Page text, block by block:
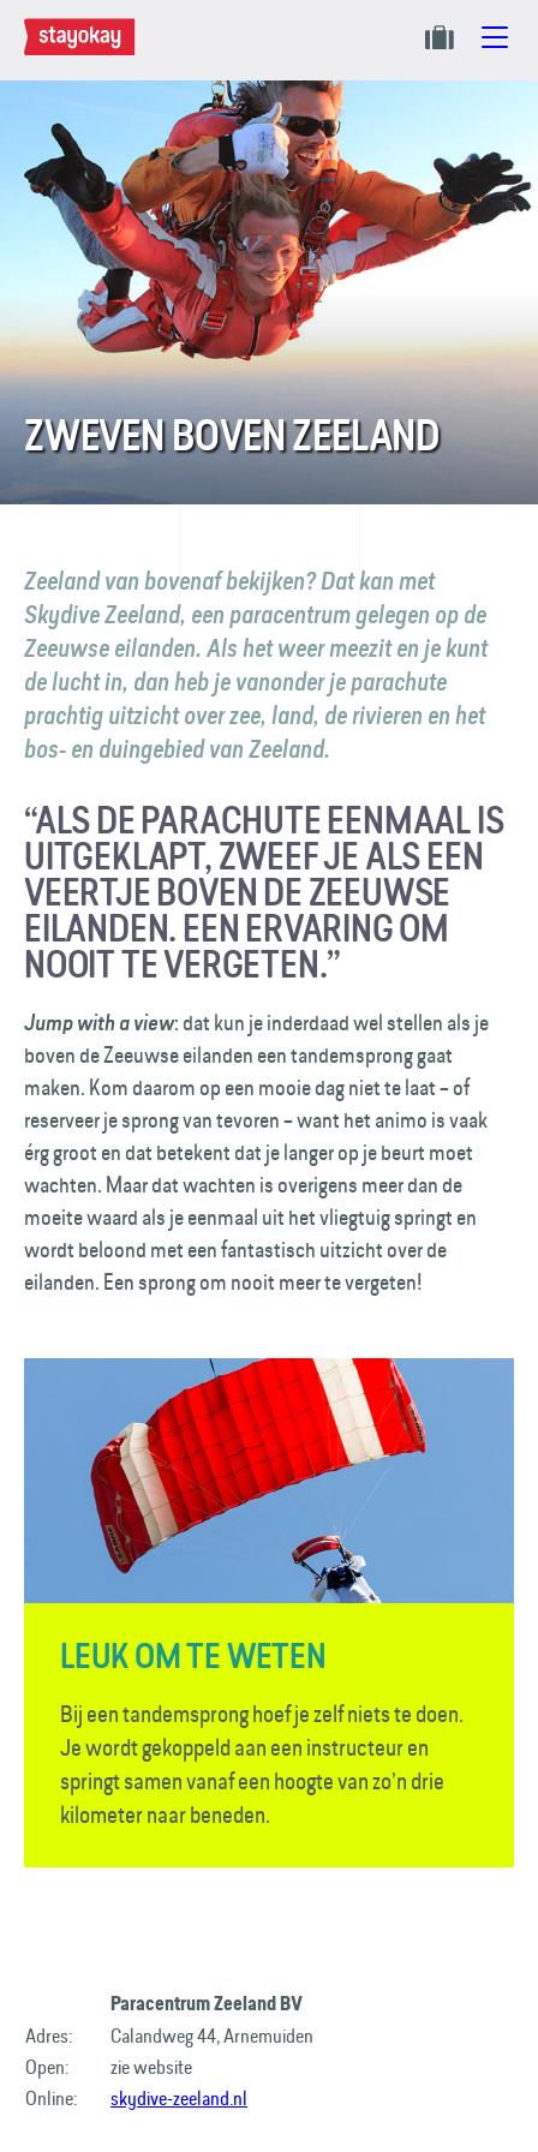
ZWEVEN BOVEN ZEELAND
Zeeland van bovenaf bekijken? Dat kan met
Skydive Zeeland, een paracentrum gelegen op de
Zeeuwse eilanden. Als het weer meezit en je kunt
de lucht in, dan heb je vanonder je parachute
prachtig uitzicht over zee, land, de rivieren en het
bos- en duingebied van Zeeland.
“ALS DE PARACHUTE EENMAAL IS
UITGEKLAPT, ZWEEF JE ALS EEN
VEERTJE BOVEN DE ZEEUWSE
EILANDEN. EEN ERVARING OM
NOOIT TE VERGETEN.”
Jump with a view: dat kun je inderdaad wel stellen als je
boven de Zeeuwse eilanden een tandemsprong gaat
maken. Kom daarom op een mooie dag niet te laat – of
reserveer je sprong van tevoren – want het animo is vaak
érg groot en dat betekent dat je langer op je beurt moet
wachten. Maar dat wachten is overigens meer dan de
moeite waard als je eenmaal uit het vliegtuig springt en
wordt beloond met een fantastisch uitzicht over de
eilanden. Een sprong om nooit meer te vergeten!
LEUK OM TE WETEN
Bij een tandemsprong hoef je zelf niets te doen.
Je wordt gekoppeld aan een instructeur en
springt samen vanaf een hoogte van zo’n drie
kilometer naar beneden.
Paracentrum Zeeland BV
Adres:
Calandweg 44, Arnemuiden
Open:
zie website
Online:
skydive-zeeland.nl